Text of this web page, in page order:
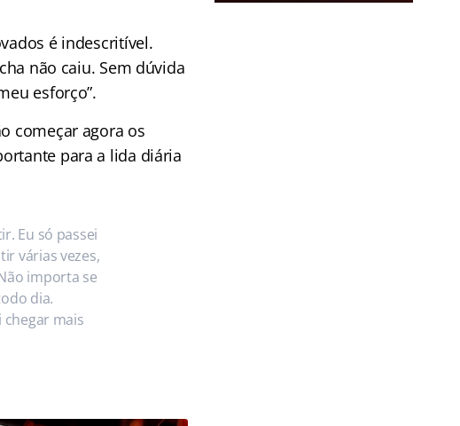
é indescritível.
não caiu. Sem dúvida
esforço”.
começar agora os
para a lida diária
Eu só passei
várias vezes,
importa se
dia.
chegar mais